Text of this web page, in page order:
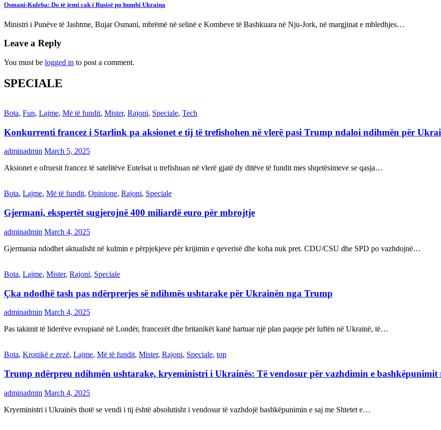
Osmani-Kuleba: Do të jemi cak i Rusisë po humbi Ukraina
Ministri i Punëve të Jashtme, Bujar Osmani, mbrëmë në selinë e Kombeve të Bashkuara në Nju-Jork, në margjinat e mbledhjes…
Leave a Reply
You must be logged in to post a comment.
SPECIALE
Bota, Fun, Lajme, Më të fundit, Mister, Rajoni, Speciale, Tech
Konkurrenti francez i Starlink pa aksionet e tij të trefishohen në vlerë pasi Trump ndaloi ndihmën për
adminadmin March 5, 2025
Aksionet e ofruesit francez të satelitëve Eutelsat u trefishuan në vlerë gjatë dy ditëve të fundit mes shqetësimeve se qasja…
Bota, Lajme, Më të fundit, Opinione, Rajoni, Speciale
Gjermani, ekspertët sugjerojnë 400 miliardë euro për mbrojtje
adminadmin March 4, 2025
Gjermania ndodhet aktualisht në kulmin e përpjekjeve për krijimin e qeverisë dhe koha nuk pret. CDU/CSU dhe SPD po vazhdojnë…
Bota, Lajme, Mister, Rajoni, Speciale
Çka ndodhë tash pas ndërprerjes së ndihmës ushtarake për Ukrainën nga Trump
adminadmin March 4, 2025
Pas takimit të liderëve evropianë në Londër, francezët dhe britanikët kanë hartuar një plan paqeje për luftën në Ukrainë, të…
Bota, Kronikë e zezë, Lajme, Më të fundit, Mister, Rajoni, Speciale, top
Trump ndërpreu ndihmën ushtarake, kryeministri i Ukrainës: Të vendosur për vazhdimin e bashkëpunimit
adminadmin March 4, 2025
Kryeministri i Ukrainës thotë se vendi i tij është absolutisht i vendosur të vazhdojë bashkëpunimin e saj me Shtetet e…